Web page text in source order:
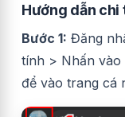
Hướng dẫn chi
Bước 1: Đăng
tính > Nhấn vào
để vào trang cá